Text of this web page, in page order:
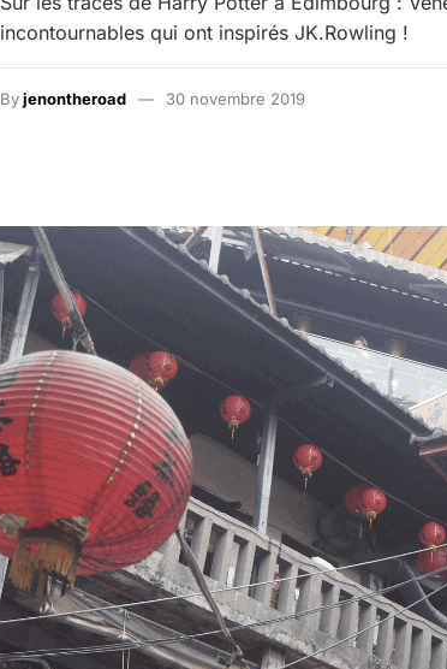
incontournables qui ont inspirés JK.Rowling !
Byjenontheroad 30 novembre 2019